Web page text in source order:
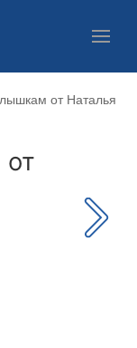
от Наталья